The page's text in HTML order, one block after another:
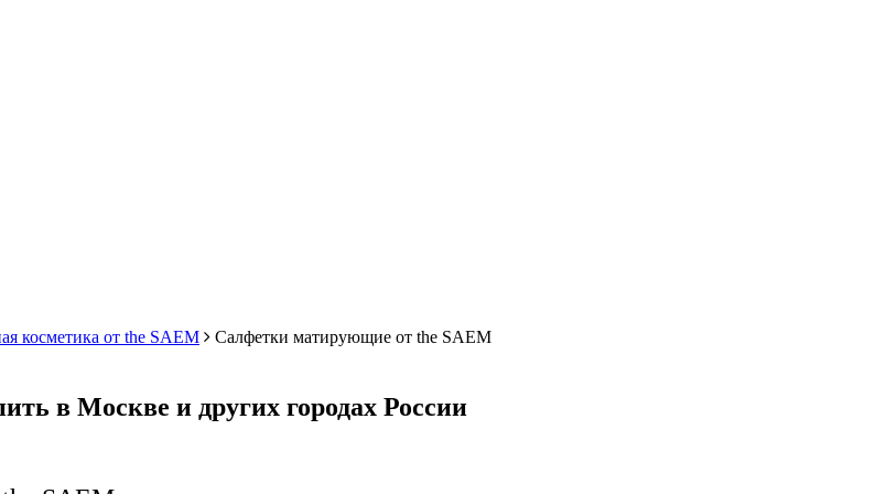
косметика от the SAEM Салфетки матирующие от the SAEM
в Москве и других городах России